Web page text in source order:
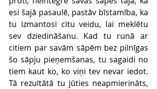
esi šajā pasaulē, pastāv bīstamība, ka
tu izmantosi citu veidu, lai meklētu
sev dziedināšanu. Kad tu runā ar
citiem par savām sāpēm bez pilnīgas
šo sāpju pieņemšanas, tu sagaidi no
tiem kaut ko, ko viņi tev nevar iedot.
Tā rezultātā tu jūties neapmierināts,